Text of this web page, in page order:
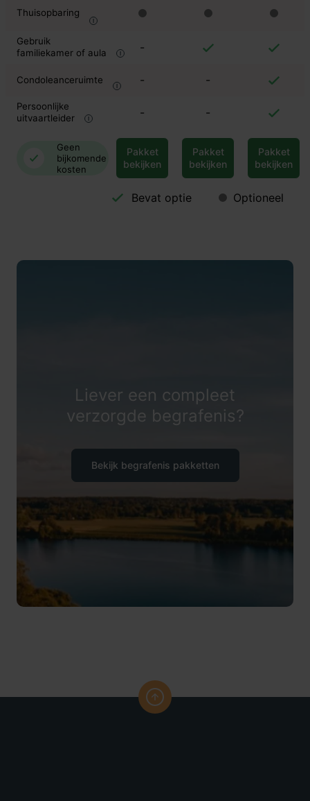
Thuisopbaring
Gebruik
familiekamer of aula
-
Condoleanceruimte - -
Persoonlijke
uitvaartleider
- -
Geen
bijkomende
kosten
Pakket
bekijken
Pakket
bekijken
Pakket
bekijken
Bevat optie Optioneel
Liever een compleet
verzorgde begrafenis?
Bekijk begrafenis pakketten